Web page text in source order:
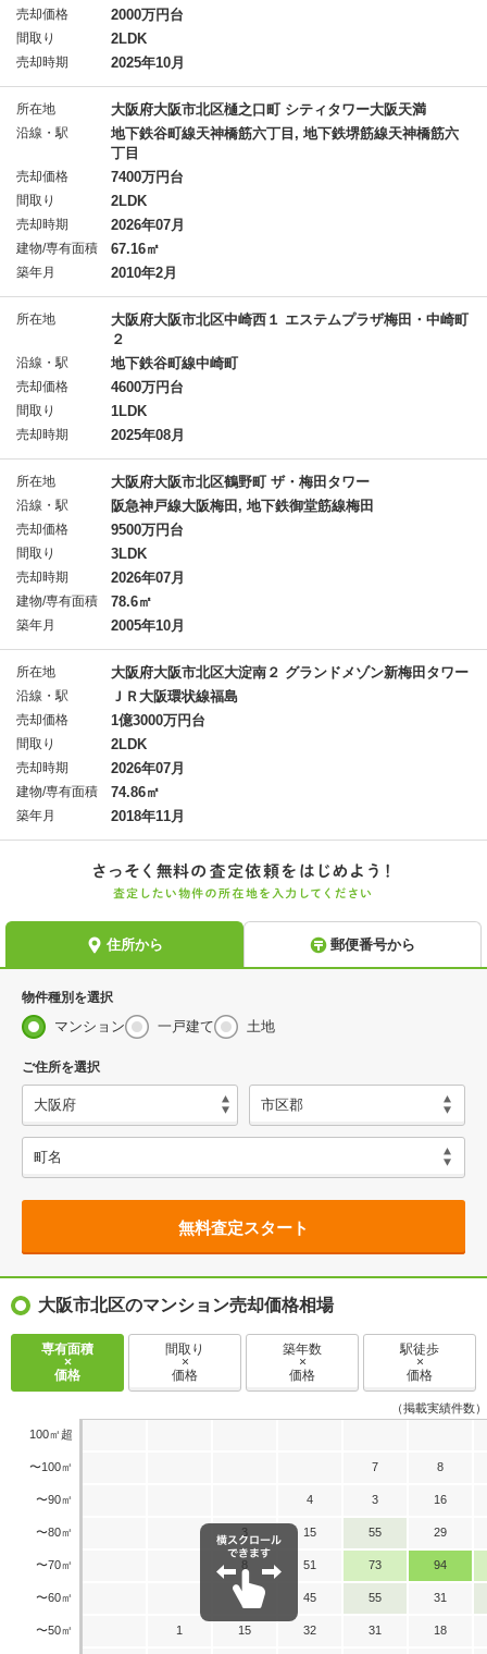
売却価格 2000万円台
間取り 2LDK
売却時期 2025年10月
所在地 大阪府大阪市北区樋之口町 シティタワー大阪天満
沿線・駅
地下鉄谷町線天神橋筋六丁目, 地下鉄堺筋線天神橋筋六
丁目
売却価格 7400万円台
間取り 2LDK
売却時期 2026年07月
建物/専有面積 67.16㎡
築年月 2010年2月
所在地
大阪府大阪市北区中崎西１ エステムプラザ梅田・中崎町
２
沿線・駅 地下鉄谷町線中崎町
売却価格 4600万円台
間取り 1LDK
売却時期 2025年08月
所在地 大阪府大阪市北区鶴野町 ザ・梅田タワー
沿線・駅 阪急神戸線大阪梅田, 地下鉄御堂筋線梅田
売却価格 9500万円台
間取り 3LDK
売却時期 2026年07月
建物/専有面積 78.6㎡
築年月 2005年10月
所在地 大阪府大阪市北区大淀南２ グランドメゾン新梅田タワー
沿線・駅 ＪＲ大阪環状線福島
売却価格 1億3000万円台
間取り 2LDK
売却時期 2026年07月
建物/専有面積 74.86㎡
築年月 2018年11月
物件種別を選択
マンション 一戸建て 土地
ご住所を選択
無料査定スタート
大阪市北区のマンション売却価格相場
専有面積
×
価格
間取り
×
価格
築年数
×
価格
駅徒歩
×
価格
（掲載実績件数）
100㎡超
〜100㎡
〜90㎡
〜80㎡
〜70㎡
〜60㎡
〜50㎡
7 8
4 3 16
3 15 55 29
8 51 73 94
45 55 31
1 15 32 31 18